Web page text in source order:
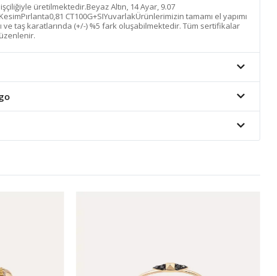
üretilmektedir.Beyaz Altın, 14 Ayar, 9.07
CT100G+SIYuvarlakÜrünlerimizin tamamı el yapımı
ve taş karatlarında (+/-) %5 fark oluşabilmektedir. Tüm sertifikalar